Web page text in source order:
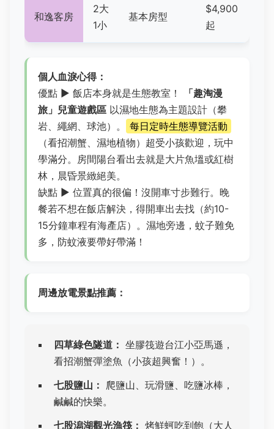
和逸客房
2大
1小
基本房型
$4,900
起
個人血淚心得：
優點 ▶ 飯店本身就是生態教室！
「趣淘漫
旅」兒童遊戲區 以濕地生態為主題設計（攀
岩、繩網、球池）。
每日定時生態導覽活動
（看招潮蟹、濕地植物）超受小孩歡迎，玩中
學滿分。房間陽台看出去就是大片魚塭或紅樹
林，晨昏景緻絕美。
缺點 ▶ 位置真的很偏！沒開車寸步難行。晚
餐若不想在飯店解決，得開車出去找（約10-
15分鐘車程有海產店）。濕地旁邊，蚊子難免
多，防蚊液要帶好帶滿！
周邊放電景點推薦：
四草綠色隧道： 坐膠筏遊台江小亞馬遜，
看招潮蟹彈塗魚（小孩超興奮！）。
七股鹽山： 爬鹽山、玩滑鹽、吃鹽冰棒，
鹹鹹的快樂。
七股潟湖觀光漁筏： 烤鮮蚵吃到飽（大人